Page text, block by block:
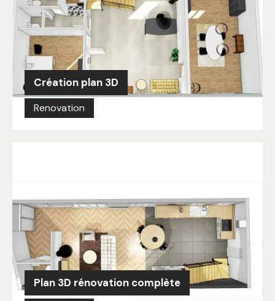
Création plan 3D
Renovation
Plan 3D rénovation complète